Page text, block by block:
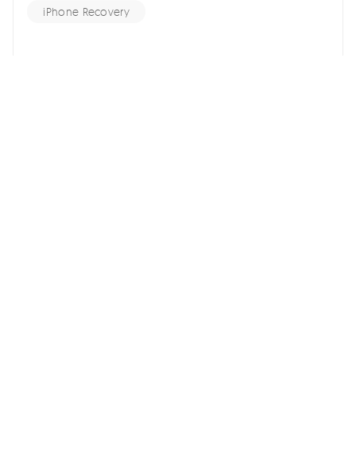
iPhone Recovery